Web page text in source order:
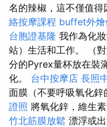
名的辣椒，這不僅值得
絡按摩課程 buffet外燴
台胞證基隆 我作為化
站）生活和工作。 （
分的Pyrex量杯放在裝
化。 台中按摩店 長照
面膜（不要呼吸氧化鋅
證照 將氧化鋅，維生
竹北筋膜放鬆 漂浮或